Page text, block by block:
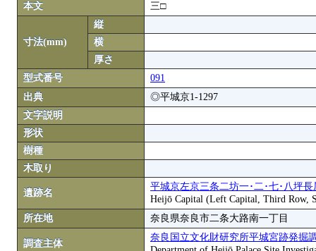
本文
三□
寸法(mm)
縦
横
厚さ
型式番号
091
出典
◎平城京1-1297
文字説明
形状
樹種
木取り
遺跡名
平城京左京三条二坊一･二･七･八坪長
Heijō Capital (Left Capital, Third Row,
所在地
奈良県奈良市二条大路南一丁目
調査主体
奈良国立文化財研究所平城宮跡発掘